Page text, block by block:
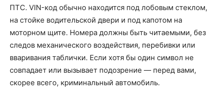
ПТС. VIN-код обычно находится под лобовым стеклом,
на стойке водительской двери и под капотом на
моторном щите. Номера должны быть читаемыми, без
следов механического воздействия, перебивки или
вваривания таблички. Если хотя бы один символ не
совпадает или вызывает подозрение — перед вами,
скорее всего, криминальный автомобиль.